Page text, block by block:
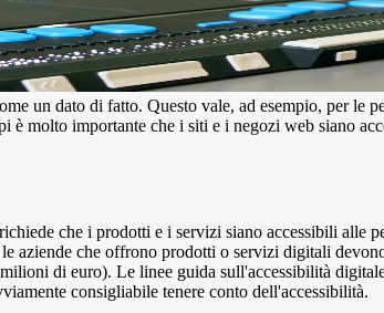
un dato di fatto. Questo vale, ad esempio, per le
molto importante che i siti e i negozi web siano
che i prodotti e i servizi siano accessibili alle
che offrono prodotti o servizi digitali
di euro). Le linee guida sull'accessibilità
consigliabile tenere conto dell'accessibilità.